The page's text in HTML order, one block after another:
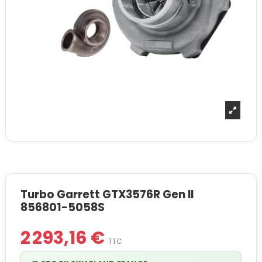
Turbo Garrett GTX3576R Gen II
856801-5058S
2 293,16 € TTC